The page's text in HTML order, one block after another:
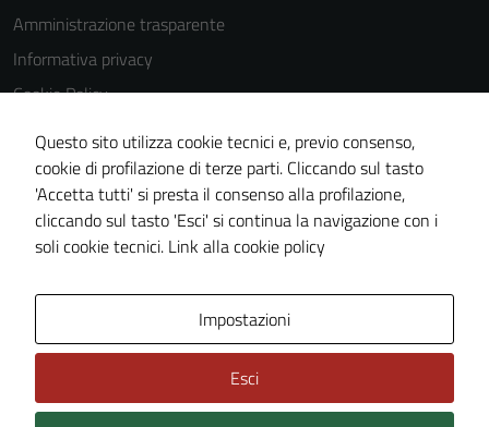
Amministrazione trasparente
Informativa privacy
Cookie Policy
Note legali
Dichiarazione di accessibilità
Piano di miglioramento del sito
Statistiche sito web
Questo sito utilizza cookie tecnici e, previo consenso,
cookie di profilazione di terze parti. Cliccando sul tasto
'Accetta tutti' si presta il consenso alla profilazione,
cliccando sul tasto 'Esci' si continua la navigazione con i
soli cookie tecnici. Link alla cookie policy
Impostazioni
Esci
funzionamento
possono
essere
disabilitati.
Questi cookie
non raccolgono
personali.